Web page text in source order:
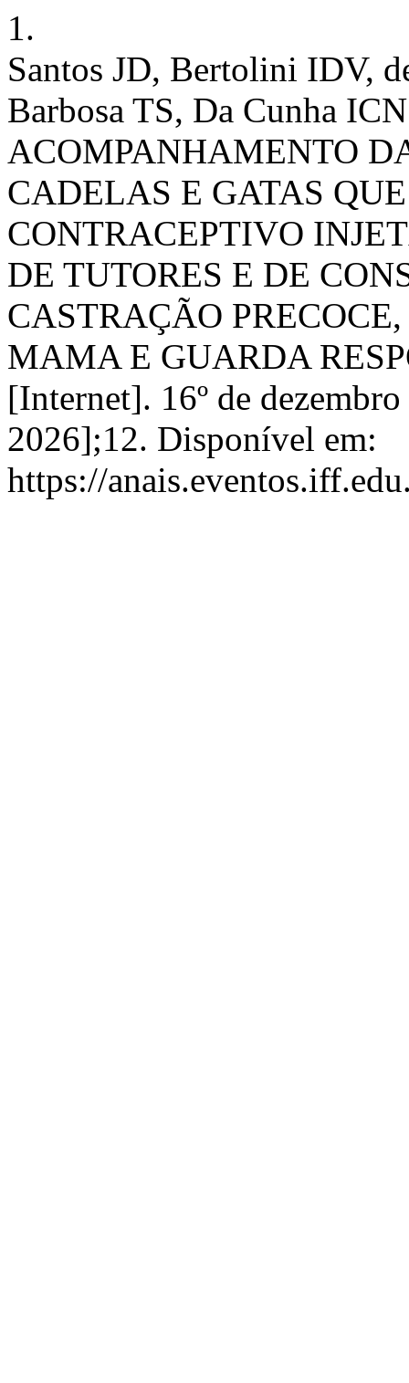
1.
Santos JD, Bertolini IDV,
Barbosa TS, Da Cunha
ACOMPANHAMENTO
CADELAS E GATAS
CONTRACEPTIVO
DE TUTORES E DE
CASTRAÇÃO
MAMA E GUARDA
[Internet]. 16º de
2026];12. Disponível em:
https://